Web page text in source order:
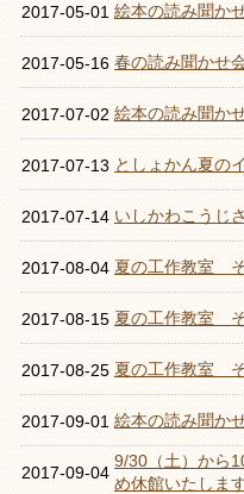
2017-05-01 絵本の読み聞か
2017-05-16 春の読み聞かせ
2017-07-02 絵本の読み聞か
2017-07-13 としょかん夏の
2017-07-14 いしかわこうじ
2017-08-04 夏の工作教室 そ
2017-08-15 夏の工作教室
2017-08-25 夏の工作教室
2017-09-01 絵本の読み聞か
2017-09-04
9/30（土）から
め休館いたしま